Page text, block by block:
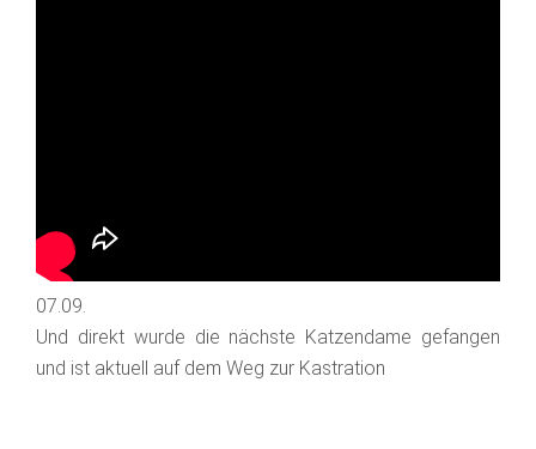
07.09.
Und direkt wurde die nächste Katzendame gefangen
und ist aktuell auf dem Weg zur Kastration